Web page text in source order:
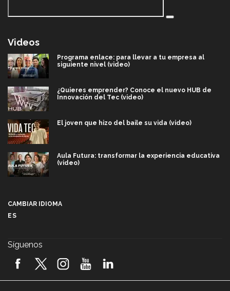
Videos
Programa enlace: para llevar a tu empresa al
siguiente nivel (video)
¿Quieres emprender? Conoce el nuevo HUB de
Innovación del Tec (video)
El joven que hizo del baile su vida (video)
Aula Futura: transformar la experiencia educativa
(video)
2026! (video)
CAMBIAR IDIOMA
ES
Síguenos